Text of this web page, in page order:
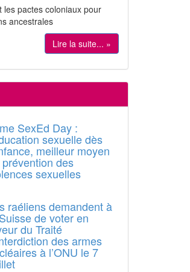
les pactes coloniaux pour
ancestrales
Lire la suite... »
SexEd Day :
sexuelle dès
meilleur moyen
des
sexuelles
raéliens demandent à
de voter en
du Traité
des armes
à l’ONU le 7